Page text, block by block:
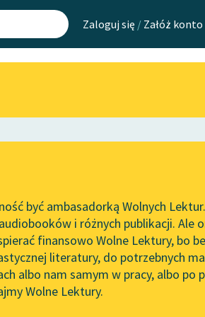
Zaloguj się / Załóż konto
Mapa Wolnych Lektur
Leśmianator
API
OAI-PMH
Widget Wolnych Lektur
O
być ambasadorką Wolnych
i różnych publikacji. Ale
finansowo Wolne Lektury, bo
literatury, do potrzebnych
albo nam samym w pracy, albo po
Wolne Lektury.